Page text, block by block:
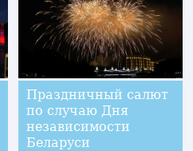
Праздничный салют
по случаю Дня
независимости
Беларуси